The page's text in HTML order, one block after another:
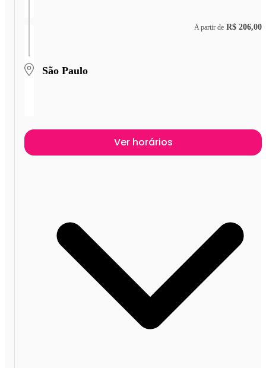
São Paulo
A partir de R$ 206,00
Ver horários